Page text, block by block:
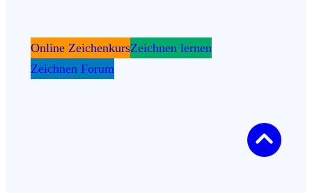
Online ZeichenkursZeichnen lernen
Zeichnen Forum